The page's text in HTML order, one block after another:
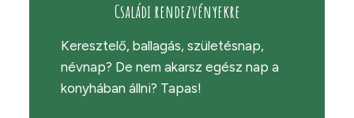
Családi rendezvényekre
Keresztelő, ballagás, születésnap,
névnap? De nem akarsz egész nap a
konyhában állni? Tapas!